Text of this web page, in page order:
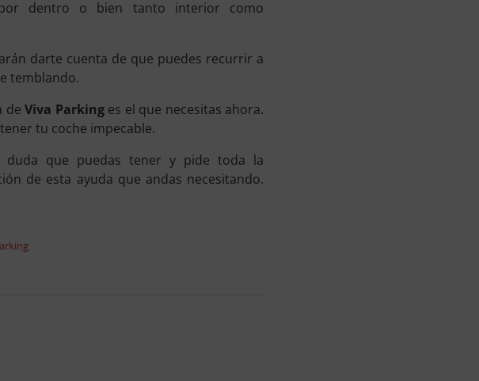
dentro o bien tanto interior como
darte cuenta de que puedes recurrir a
temblando.
deViva Parkinges el que necesitas ahora.
tu coche impecable.
duda que puedas tener y pide toda la
de esta ayuda que andas necesitando.